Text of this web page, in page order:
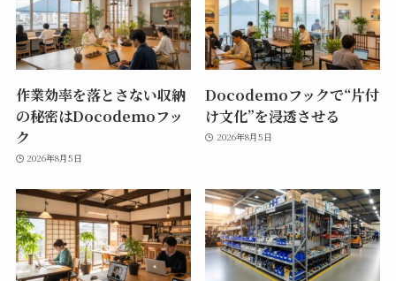
作業効率を落とさない収納
の秘密はDocodemoフッ
ク
2026年8月5日
Docodemoフックで“片付
け文化”を浸透させる
2026年8月5日